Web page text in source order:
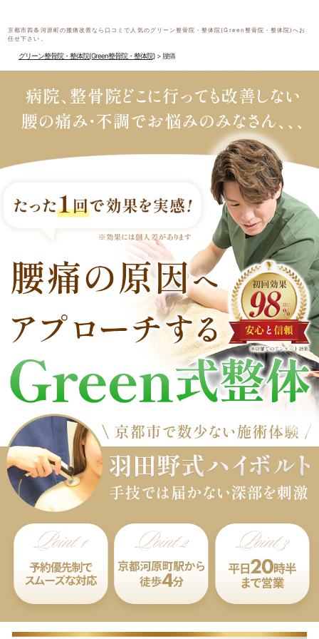
京都市四条河原町の腰痛改善なら口コミで人気のグリーン整骨院・整体院(Green整骨院・整体院)へお
任せ下さい。
グリーン整骨院・整体院(Green整骨院・整体院) > 腰痛